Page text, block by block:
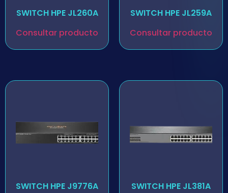
SWITCH HPE JL260A
Consultar producto
SWITCH HPE JL259A
Consultar producto
SWITCH HPE J9776A
SWITCH HPE JL381A